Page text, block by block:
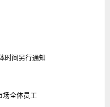
时间另行通知
场全体员工